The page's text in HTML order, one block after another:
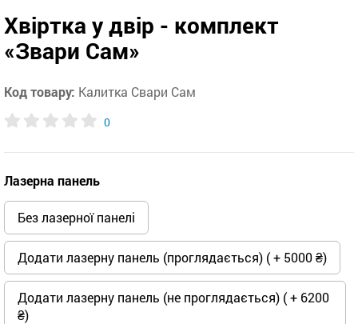
Хвіртка у двір - комплект
«Звари Сам»
Код товару: Калитка Свари Сам
0
Лазерна панель
Без лазерної панелі
Додати лазерну панель (проглядається) ( + 5000 ₴)
Додати лазерну панель (не проглядається) ( + 6200
₴)